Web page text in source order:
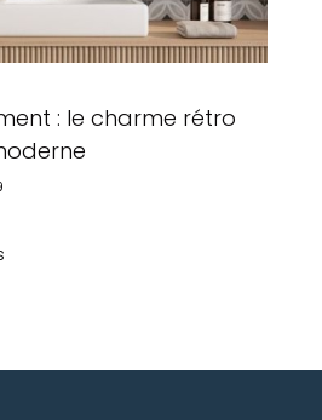
: le charme rétro